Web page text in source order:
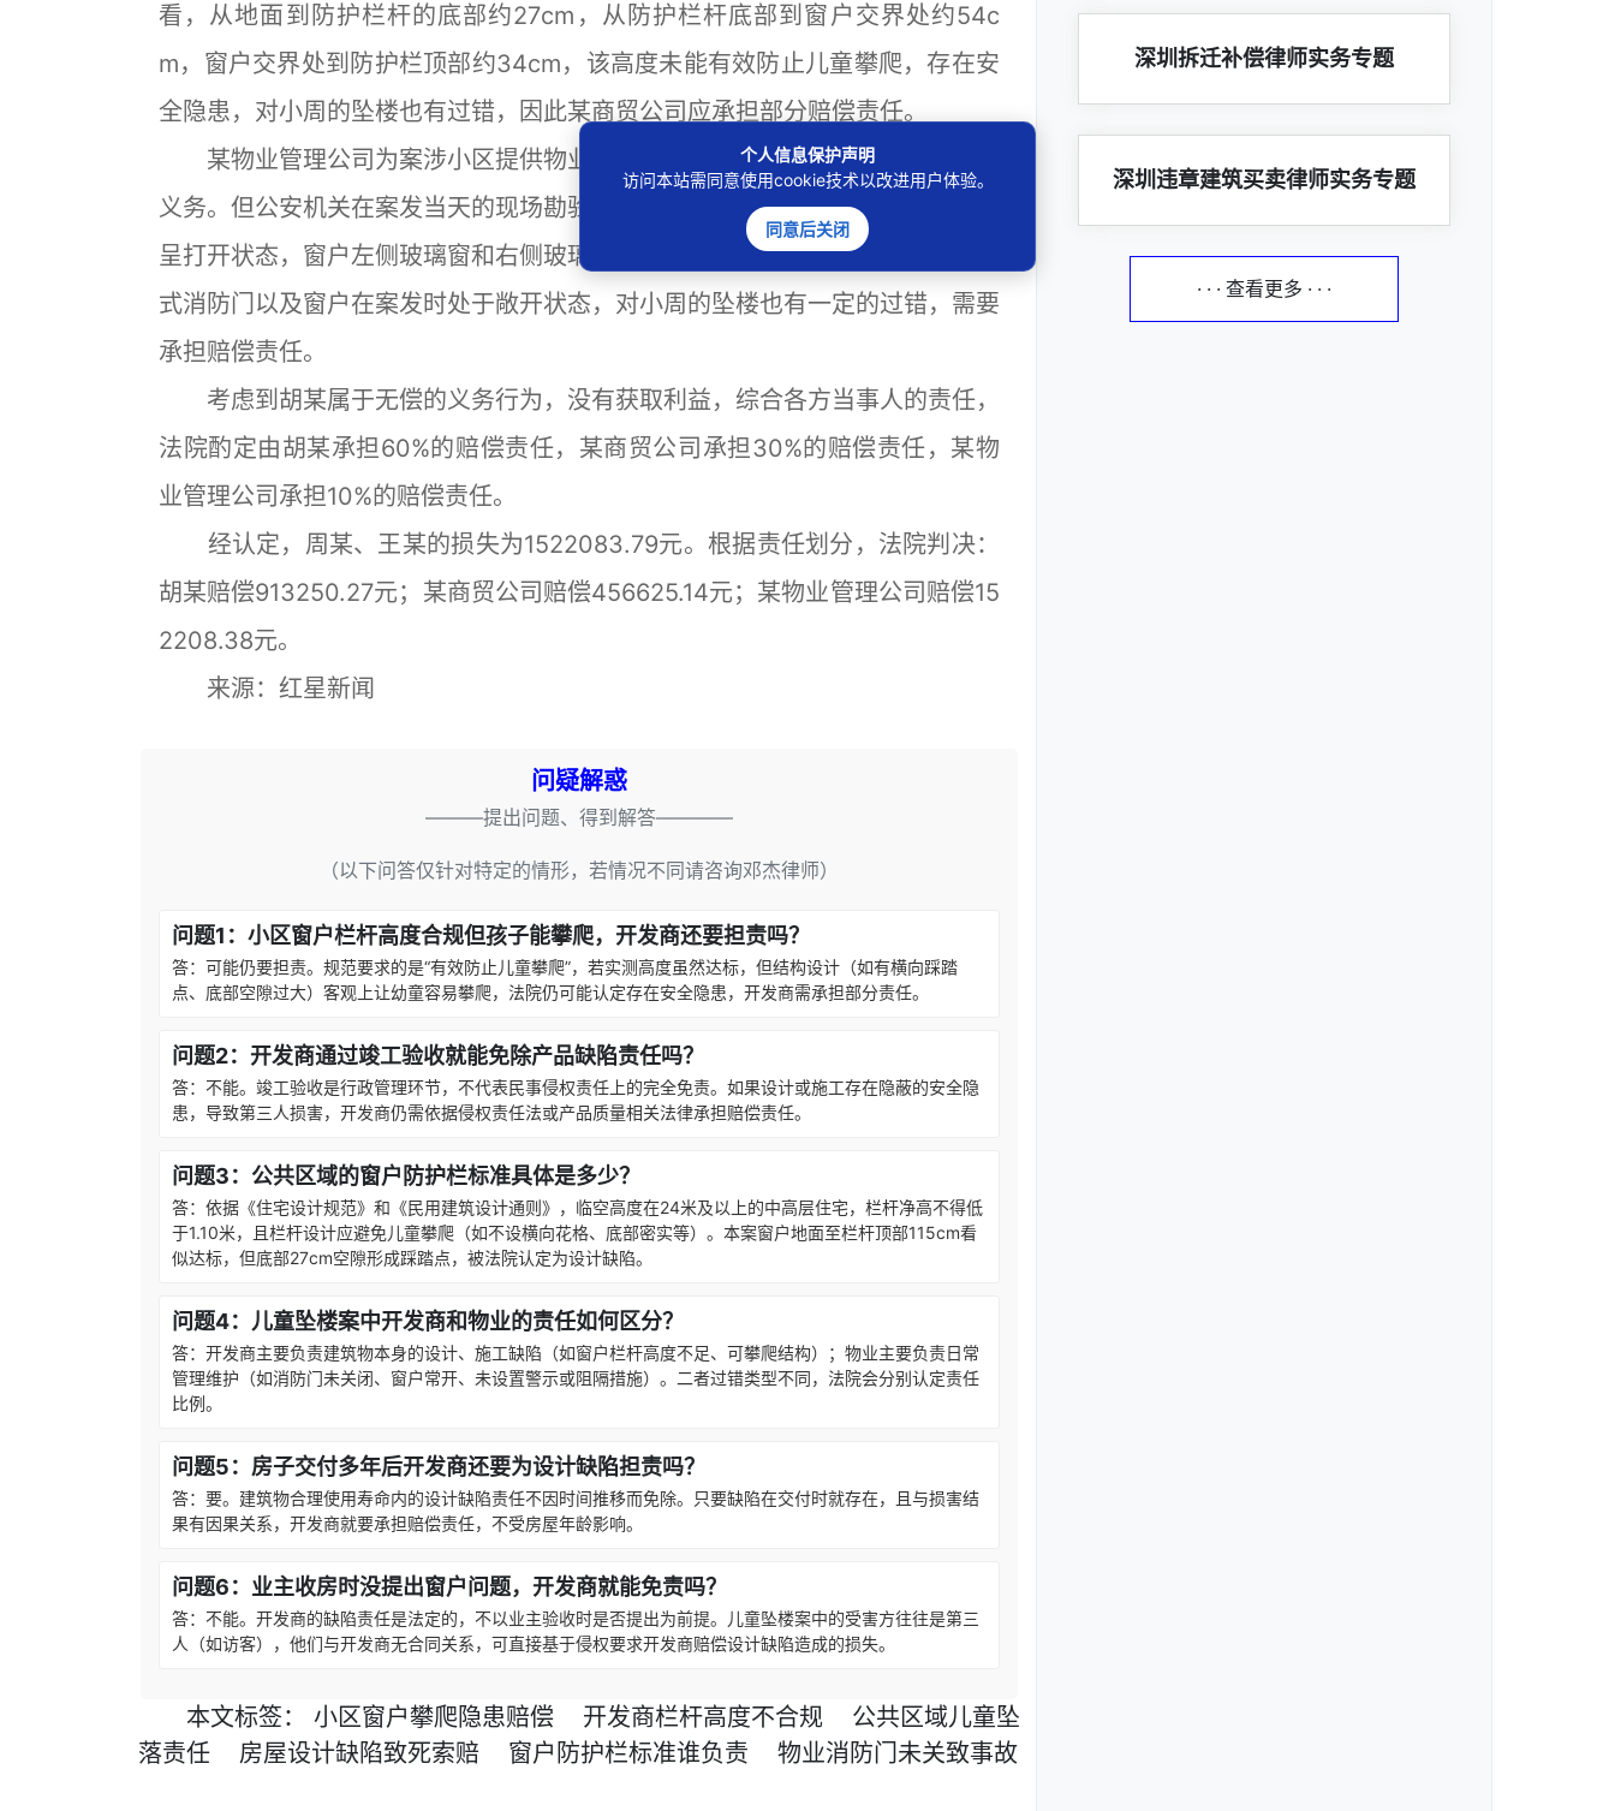
看，从地面到防护栏杆的底部约27cm，从防护栏杆底部到窗户交界处约54c
m，窗户交界处到防护栏顶部约34cm，该高度未能有效防止儿童攀爬，存在安
全隐患，对小周的坠楼也有过错，因此某商贸公司应承担部分赔偿责任。
某物业管理公司为案涉小区提供物业服务，对公共区域的安全防范措施是其
义务。但公安机关在案发当天的现场勘验检查笔录载明西侧防火门被铁线固定住
呈打开状态，窗户左侧玻璃窗和右侧玻璃窗均呈打开状。即该公司所负责的常闭
式消防门以及窗户在案发时处于敞开状态，对小周的坠楼也有一定的过错，需要
承担赔偿责任。
考虑到胡某属于无偿的义务行为，没有获取利益，综合各方当事人的责任，
法院酌定由胡某承担60%的赔偿责任，某商贸公司承担30%的赔偿责任，某物
业管理公司承担10%的赔偿责任。
经认定，周某、王某的损失为1522083.79元。根据责任划分，法院判决：
胡某赔偿913250.27元；某商贸公司赔偿456625.14元；某物业管理公司赔偿15
2208.38元。
来源：红星新闻
问疑解惑
———提出问题、得到解答————
（以下问答仅针对特定的情形，若情况不同请咨询邓杰律师）
问题1：小区窗户栏杆高度合规但孩子能攀爬，开发商还要担责吗？
答：可能仍要担责。规范要求的是“有效防止儿童攀爬”，若实测高度虽然达标，但结构设计（如有横向踩踏
点、底部空隙过大）客观上让幼童容易攀爬，法院仍可能认定存在安全隐患，开发商需承担部分责任。
问题2：开发商通过竣工验收就能免除产品缺陷责任吗？
答：不能。竣工验收是行政管理环节，不代表民事侵权责任上的完全免责。如果设计或施工存在隐蔽的安全隐
患，导致第三人损害，开发商仍需依据侵权责任法或产品质量相关法律承担赔偿责任。
问题3：公共区域的窗户防护栏标准具体是多少？
答：依据《住宅设计规范》和《民用建筑设计通则》，临空高度在24米及以上的中高层住宅，栏杆净高不得低
于1.10米，且栏杆设计应避免儿童攀爬（如不设横向花格、底部密实等）。本案窗户地面至栏杆顶部115cm看
似达标，但底部27cm空隙形成踩踏点，被法院认定为设计缺陷。
问题4：儿童坠楼案中开发商和物业的责任如何区分？
答：开发商主要负责建筑物本身的设计、施工缺陷（如窗户栏杆高度不足、可攀爬结构）；物业主要负责日常
管理维护（如消防门未关闭、窗户常开、未设置警示或阻隔措施）。二者过错类型不同，法院会分别认定责任
比例。
问题5：房子交付多年后开发商还要为设计缺陷担责吗？
答：要。建筑物合理使用寿命内的设计缺陷责任不因时间推移而免除。只要缺陷在交付时就存在，且与损害结
果有因果关系，开发商就要承担赔偿责任，不受房屋年龄影响。
问题6：业主收房时没提出窗户问题，开发商就能免责吗？
答：不能。开发商的缺陷责任是法定的，不以业主验收时是否提出为前提。儿童坠楼案中的受害方往往是第三
人（如访客），他们与开发商无合同关系，可直接基于侵权要求开发商赔偿设计缺陷造成的损失。
本文标签： 小区窗户攀爬隐患赔偿 开发商栏杆高度不合规
公共区域儿童坠
落责任
房屋设计缺陷致死索赔 窗户防护栏标准谁负责 物业消防门未关致事故
深圳拆迁补偿律师实务专题
深圳违章建筑买卖律师实务专题
· · · 查看更多 · · ·
个人信息保护声明
访问本站需同意使用cookie技术以改进用户体验。
同意后关闭